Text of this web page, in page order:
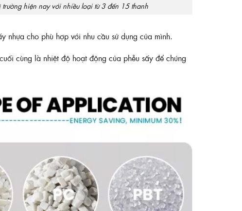
hiện nay với nhiều loại từ 3 đến 15 thanh
nhựa cho phù hợp với nhu cầu sử dụng của mình.
cùng là nhiệt độ hoạt động của phễu sấy để chúng